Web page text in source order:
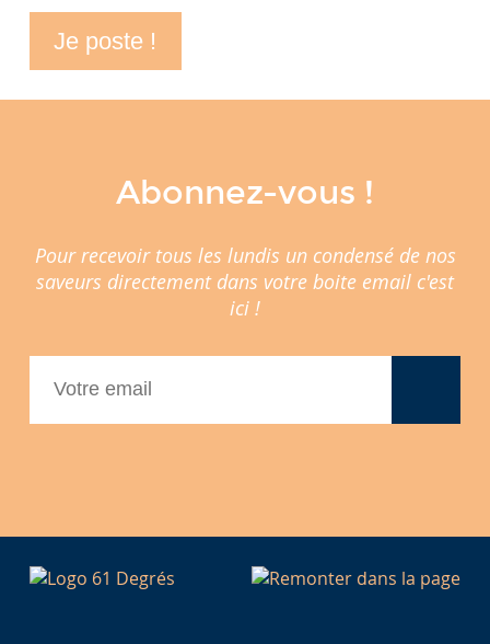
Abonnez-vous !
Pour recevoir tous les lundis un condensé de nos
saveurs directement dans votre boite email c'est
ici !